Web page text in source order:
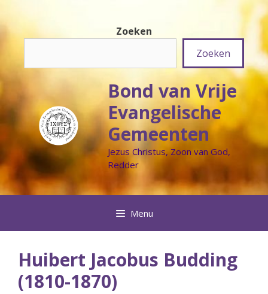
naar
de
Zoeken
Zoeken
Bond van Vrije
Evangelische
Gemeenten
Jezus Christus, Zoon van God,
Redder
Menu
Huibert Jacobus Budding
(1810-1870)